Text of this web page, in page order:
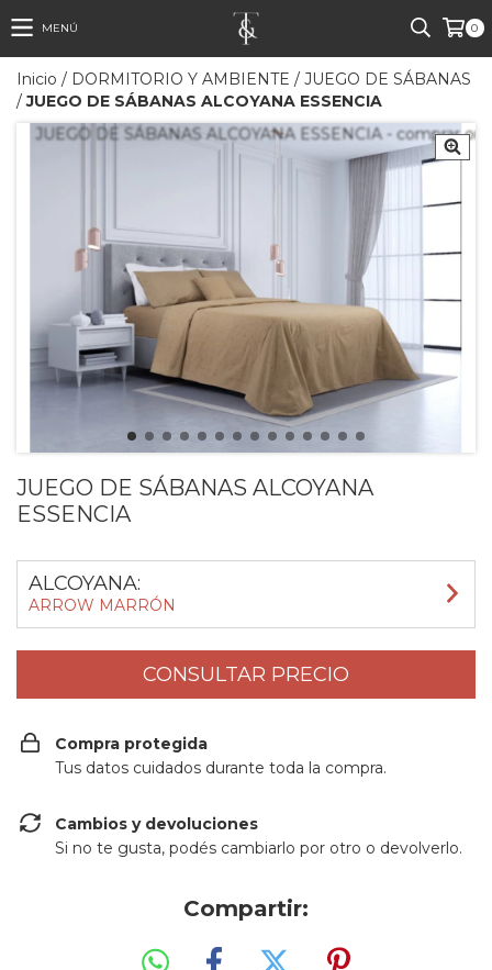
MENÚ 0
Inicio / DORMITORIO Y AMBIENTE / JUEGO DE SÁBANAS
/ JUEGO DE SÁBANAS ALCOYANA ESSENCIA
JUEGO DE SÁBANAS ALCOYANA
ESSENCIA
ALCOYANA:
ARROW MARRÓN
Compra protegida
Tus datos cuidados durante toda la compra.
Cambios y devoluciones
Si no te gusta, podés cambiarlo por otro o devolverlo.
Compartir: